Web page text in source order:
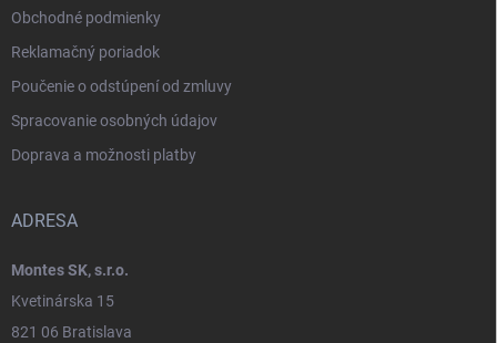
Obchodné podmienky
Reklamačný poriadok
Poučenie o odstúpení od zmluvy
Spracovanie osobných údajov
Doprava a možnosti platby
ADRESA
Montes SK, s.r.o.
Kvetinárska 15
821 06 Bratislava